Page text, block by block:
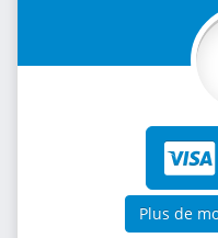
Plus de